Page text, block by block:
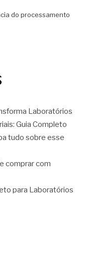
do processamento
Laboratórios
Guia Completo
tudo sobre esse
comprar com
para Laboratórios